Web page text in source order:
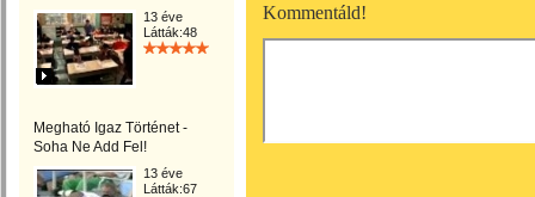
13 éve
Látták:48
Megható Igaz Történet -
Soha Ne Add Fel!
13 éve
Látták:67
Kommentáld!